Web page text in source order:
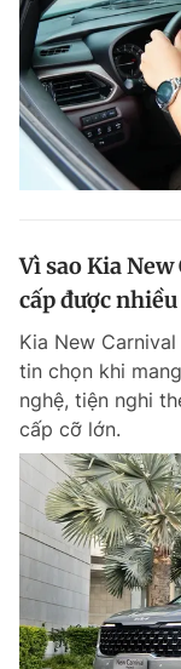
Video
Sản phẩm khác
Tiện ích
Thông tin tòa
Đọc Thanh Niên
Theo dõi báo trên
Hotline
Vì sao Kia
cấp được
Kia New
tin chọn khi
nghệ, tiện nghi
cấp cỡ lớn.